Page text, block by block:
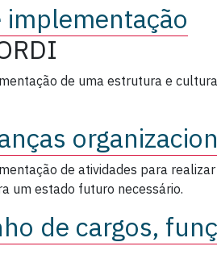
implementação
de uma estrutura e
de atividades para
um estado futuro necessário.
de cargos,